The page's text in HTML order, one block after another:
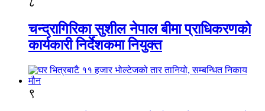
चन्द्रागिरिका सुशील नेपाल बीमा प्राधिकरणको
कार्यकारी निर्देशकमा नियुक्त
९